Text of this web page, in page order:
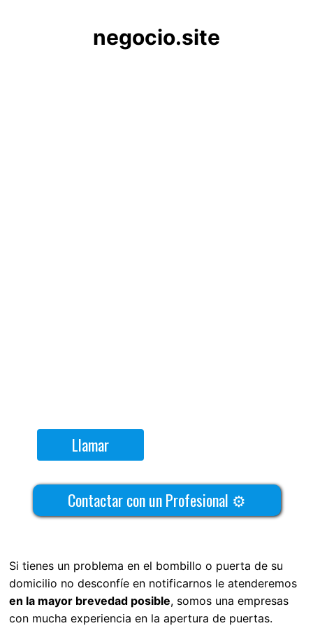
negocio.site
Llamar
Contactar con un Profesional ⚙
Si tienes un problema en el bombillo o puerta de su
domicilio no desconfíe en notificarnos le atenderemos
en la mayor brevedad posible, somos una empresas
con mucha experiencia en la apertura de puertas.